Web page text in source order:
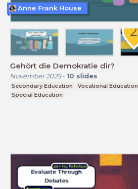
Gehört die Demokratie dir?
November 2025- 10 slides
Secondary Education Vocational Education
Special Education
Anne Frank House